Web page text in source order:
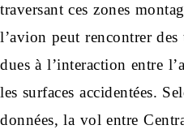
traversant ces zones
l’avion peut rencontrer des
dues à l’interaction entre
les surfaces accidentées.
données, la vol entre